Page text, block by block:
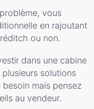
vous
en rajoutant
ou non.
dans une cabine
solutions
mais pensez
au vendeur.